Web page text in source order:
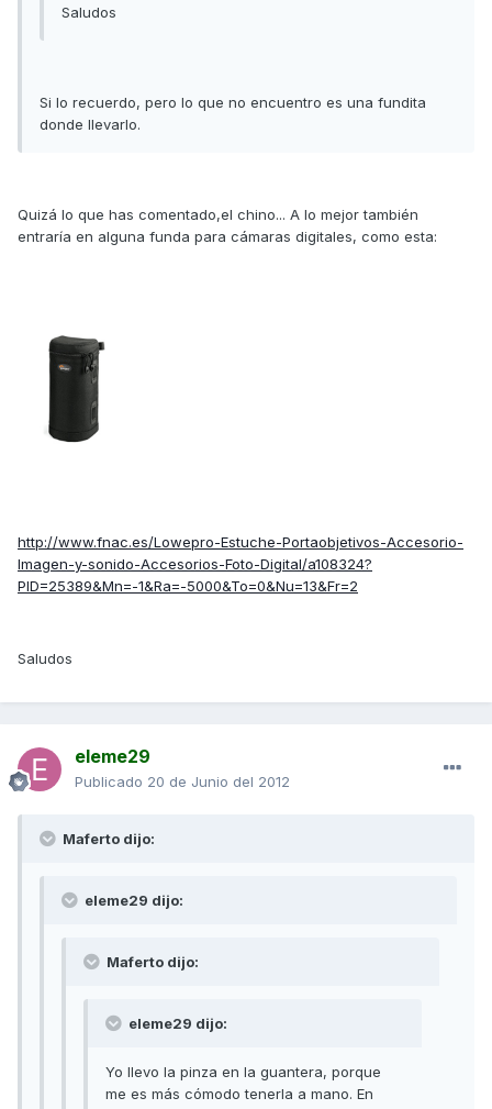
Saludos
Si lo recuerdo, pero lo que no encuentro es una fundita
donde llevarlo.
Quizá lo que has comentado,el chino... A lo mejor también
entraría en alguna funda para cámaras digitales, como esta:
http://www.fnac.es/Lowepro-Estuche-Portaobjetivos-Accesorio-
Imagen-y-sonido-Accesorios-Foto-Digital/a108324?
PID=25389&Mn=-1&Ra=-5000&To=0&Nu=13&Fr=2
Saludos
eleme29
Publicado 20 de Junio del 2012
Maferto dijo:
eleme29 dijo:
Maferto dijo:
eleme29 dijo:
Yo llevo la pinza en la guantera, porque
me es más cómodo tenerla a mano. En